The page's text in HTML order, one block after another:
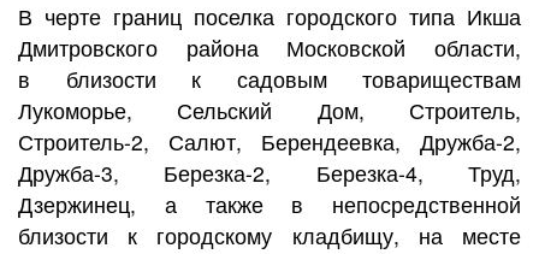
В черте границ поселка городского типа Икша
Дмитровского района Московской области,
в близости к садовым товариществам
Лукоморье, Сельский Дом, Строитель,
Строитель-2, Салют, Берендеевка, Дружба-2,
Дружба-3, Березка-2, Березка-4, Труд,
Дзержинец, а также в непосредственной
близости к городскому кладбищу, на месте